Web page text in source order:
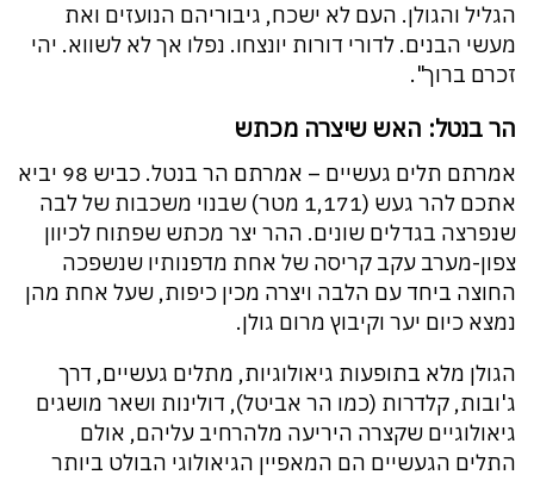
הגליל והגולן. העם לא ישכח, גיבוריהם הנועזים ואת
מעשי הבנים. לדורי דורות יונצחו. נפלו אך לא לשווא. יהי
זכרם ברוך".
הר בנטל: האש שיצרה מכתש
אמרתם תלים געשיים – אמרתם הר בנטל. כביש 98 יביא
אתכם להר געש (1,171 מטר) שבנוי משכבות של לבה
שנפרצה בגדלים שונים. ההר יצר מכתש שפתוח לכיוון
צפון-מערב עקב קריסה של אחת מדפנותיו שנשפכה
החוצה ביחד עם הלבה ויצרה מכין כיפות, שעל אחת מהן
נמצא כיום יער וקיבוץ מרום גולן.
הגולן מלא בתופעות גיאולוגיות, מתלים געשיים, דרך
ג'ובות, קלדרות (כמו הר אביטל), דולינות ושאר מושגים
גיאולוגיים שקצרה היריעה מלהרחיב עליהם, אולם
התלים הגעשיים הם המאפיין הגיאולוגי הבולט ביותר